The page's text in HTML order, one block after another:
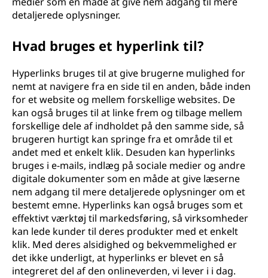
detaljerede oplysninger.
Hvad bruges et hyperlink til?
Hyperlinks bruges til at give brugerne mulighed for
nemt at navigere fra en side til en anden, både inden
for et website og mellem forskellige websites. De
kan også bruges til at linke frem og tilbage mellem
forskellige dele af indholdet på den samme side, så
brugeren hurtigt kan springe fra et område til et
andet med et enkelt klik. Desuden kan hyperlinks
bruges i e-mails, indlæg på sociale medier og andre
digitale dokumenter som en måde at give læserne
nem adgang til mere detaljerede oplysninger om et
bestemt emne. Hyperlinks kan også bruges som et
effektivt værktøj til markedsføring, så virksomheder
kan lede kunder til deres produkter med et enkelt
klik. Med deres alsidighed og bekvemmelighed er
det ikke underligt, at hyperlinks er blevet en så
integreret del af den onlineverden, vi lever i i dag.